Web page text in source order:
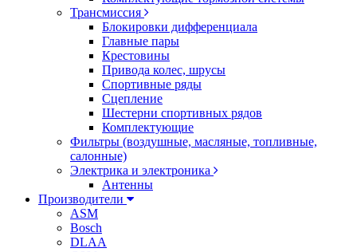
Трансмиссия
Блокировки дифференциала
Главные пары
Крестовины
Привода колес, шрусы
Спортивные ряды
Сцепление
Шестерни спортивных рядов
Комплектующие
Фильтры (воздушные, масляные, топливные,
салонные)
Электрика и электроника
Антенны
Производители
ASM
Bosch
DLAA